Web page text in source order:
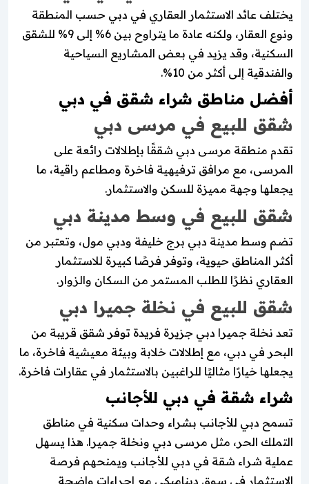
يختلف عائد الاستثمار العقاري في دبي حسب المنطقة
ونوع العقار، ولكنه عادة ما يتراوح بين 6% إلى 9% للشقق
السكنية، وقد يزيد في بعض المشاريع السياحية
والفندقية إلى أكثر من 10%.
أفضل مناطق شراء شقق في دبي
شقق للبيع في مرسى دبي
تقدم منطقة مرسى دبي شققًا بإطلالات رائعة على
المرسى، مع مرافق ترفيهية فاخرة ومطاعم راقية، ما
يجعلها وجهة مميزة للسكن والاستثمار.
شقق للبيع في وسط مدينة دبي
تضم وسط مدينة دبي برج خليفة ودبي مول، وتعتبر من
أكثر المناطق حيوية، وتوفر فرصًا كبيرة للاستثمار
العقاري نظرًا للطلب المستمر من السكان والزوار.
شقق للبيع في نخلة جميرا دبي
تعد نخلة جميرا دبي جزيرة فريدة توفر شقق قريبة من
البحر في دبي، مع إطلالات خلابة وبيئة معيشية فاخرة، ما
يجعلها خيارًا مثاليًا للراغبين بالاستثمار في عقارات فاخرة.
شراء شقة في دبي للأجانب
تسمح دبي للأجانب بشراء وحدات سكنية في مناطق
التملك الحر، مثل مرسى دبي ونخلة جميرا. هذا يسهل
عملية شراء شقة في دبي للأجانب ويمنحهم فرصة
الاستثمار في سوق ديناميكي مع إجراءات واضحة